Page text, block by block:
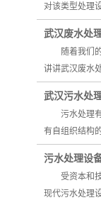
对该类型处理
武汉废水处
随着我们的
讲讲武汉废水
武汉污水处
污水处理有
有自组织结构
污水处理设
受资本和技
现代污水处理